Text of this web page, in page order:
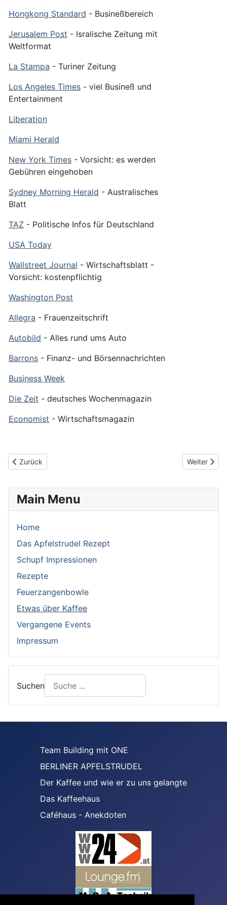
Hongkong Standard - Busineßbereich
Jerusalem Post - Isralische Zeitung mit
Weltformat
La Stampa - Turiner Zeitung
Los Angeles Times - viel Busineß und
Entertainment
Liberation
Miami Herald
New York Times - Vorsicht: es werden
Gebühren eingehoben
Sydney Morning Herald - Australisches
Blatt
TAZ - Politische Infos für Deutschland
USA Today
Wallstreet Journal - Wirtschaftsblatt -
Vorsicht: kostenpflichtig
Washington Post
Allegra - Frauenzeitschrift
Autobild - Alles rund ums Auto
Barrons - Finanz- und Börsennachrichten
Business Week
Die Zeit - deutsches Wochenmagazin
Economist - Wirtschaftsmagazin
Vorheriger Beitrag: In Wien liebt man`s süß
Zurück Nächster
Weiter
Main Menu
Home
Das Apfelstrudel Rezept
Schupf Impressionen
Rezepte
Feuerzangenbowle
Etwas über Kaffee
Vergangene Events
Impressum
Suchen
Team Building mit ONE
BERLINER APFELSTRUDEL
Der Kaffee und wie er zu uns gelangte
Das Kaffeehaus
Caféhaus - Anekdoten